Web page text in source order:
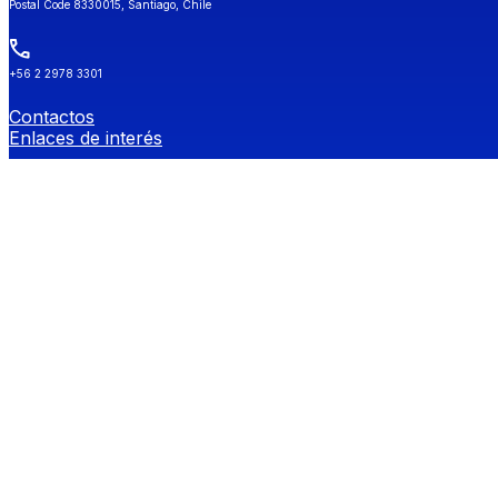
Postal Code 8330015, Santiago, Chile
+56 2 2978 3301
Contactos
Enlaces de interés